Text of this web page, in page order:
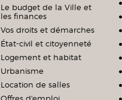
Le budget de la Ville et
les finances
Vos droits et démarches
État-civil et citoyenneté
Logement et habitat
Urbanisme
Location de salles